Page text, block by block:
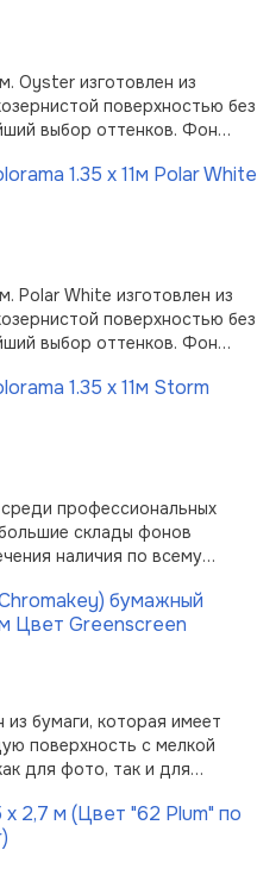
Oyster изготовлен из
поверхностью без
выбор оттенков. Фон
среди фотографов.
Возможно вертикальное
1.35 x 11м Polar White
Polar White изготовлен из
поверхностью без
выбор оттенков. Фон
среди фотографов.
Возможно вертикальное
1.35 x 11м Storm
профессиональных
склады фонов
наличия по всему
палитра цветовСамый
подлежит в …
бумажный
Цвет Greenscreen
бумаги, которая имеет
поверхность с мелкой
для фото, так и для
трубе. Размер -
2,7 м (Цвет "62 Plum" по